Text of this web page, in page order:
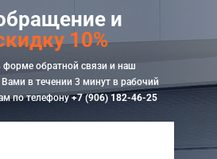
и
10%
форме обратной связи и наш
в течении 3 минут в рабочий
по телефону+7 (906) 182-46-25